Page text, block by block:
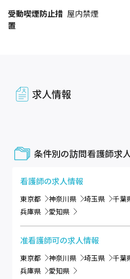
受動喫煙防止措
置
屋内禁煙
求人情報
条件別の訪問看護師求
看護師の求人情報
東京都 神奈川県 埼玉県 千葉
兵庫県
愛知県
准看護師可の求人情報
東京都 神奈川県 埼玉県 千葉
兵庫県
愛知県